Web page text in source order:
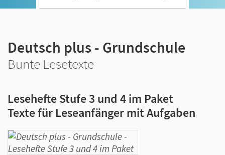
Deutsch plus - Grundschule
Bunte Lesetexte
Lesehefte Stufe 3 und 4 im Paket
Texte für Leseanfänger mit Aufgaben